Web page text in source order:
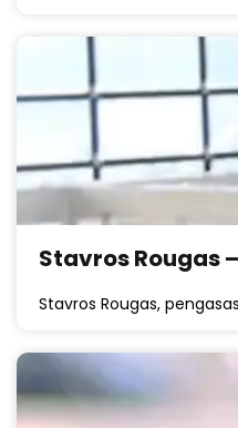
Stavros Rougas
Stavros Rougas,